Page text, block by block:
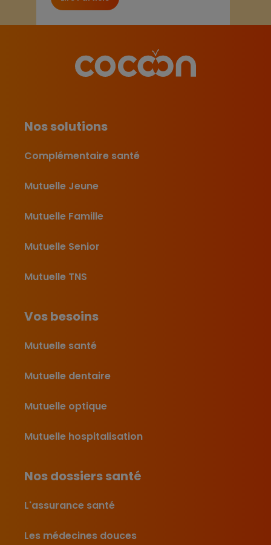
Nos solutions
Complémentaire santé
Mutuelle Jeune
Mutuelle Famille
Mutuelle Senior
Mutuelle TNS
Vos besoins
Mutuelle santé
Mutuelle dentaire
Mutuelle optique
Mutuelle hospitalisation
Nos dossiers santé
L'assurance santé
Les médecines douces